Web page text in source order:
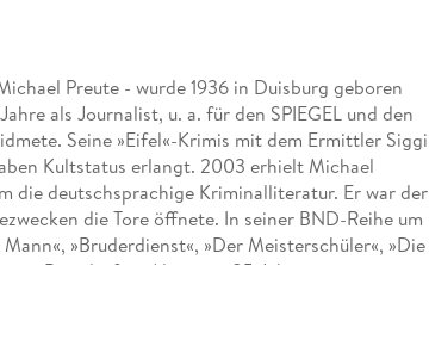
Preute - wurde 1936 in Duisburg geboren
als Journalist, u. a. für den SPIEGEL und den
Seine »Eifel«-Krimis mit dem Ermittler Siggi
Kultstatus erlangt. 2003 erhielt Michael
die deutschsprachige Kriminalliteratur. Er war der
die Tore öffnete. In seiner BND-Reihe um
»Bruderdienst«, »Der Meisterschüler«, »Die
Berndorf im Alter von 85 Jahren.